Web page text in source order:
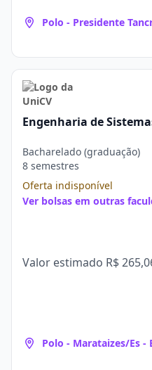
Polo - Presidente
Engenharia de
Bacharelado (graduação)
8 semestres
Oferta indisponível
Ver bolsas em outras
Valor estimado R$
Polo - Marataizes/Es